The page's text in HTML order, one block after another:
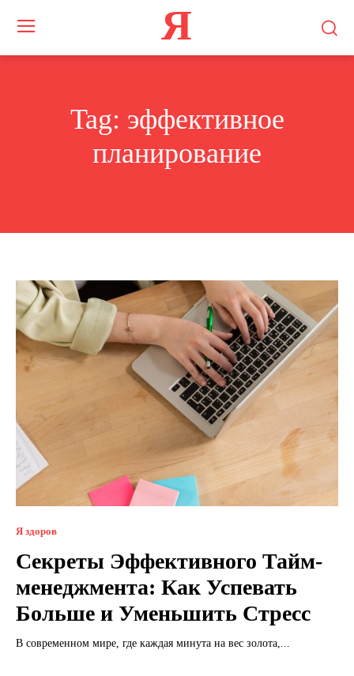
Я
Tag: эффективное
планирование
Я здоров
Секреты Эффективного Тайм-
менеджмента: Как Успевать
Больше и Уменьшить Стресс
В современном мире, где каждая минута на вес золота,...